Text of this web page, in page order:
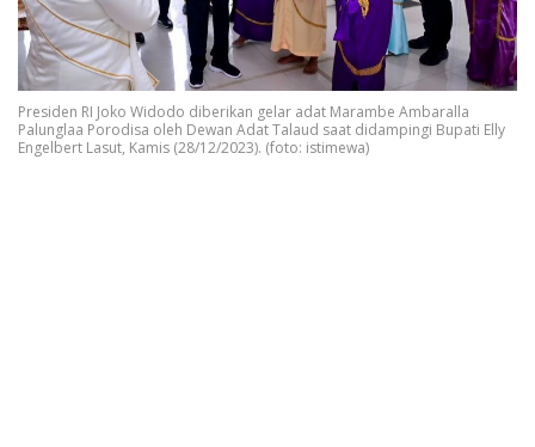
Presiden RI Joko Widodo diberikan gelar adat Marambe Ambaralla
Palunglaa Porodisa oleh Dewan Adat Talaud saat didampingi Bupati Elly
Engelbert Lasut, Kamis (28/12/2023). (foto: istimewa)